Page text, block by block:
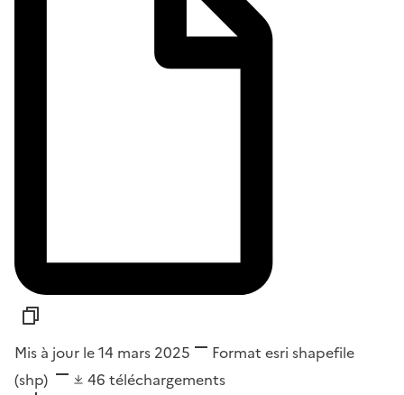
Mis à jour le 14 mars 2025 Format esri shapefile
(shp)
46 téléchargements